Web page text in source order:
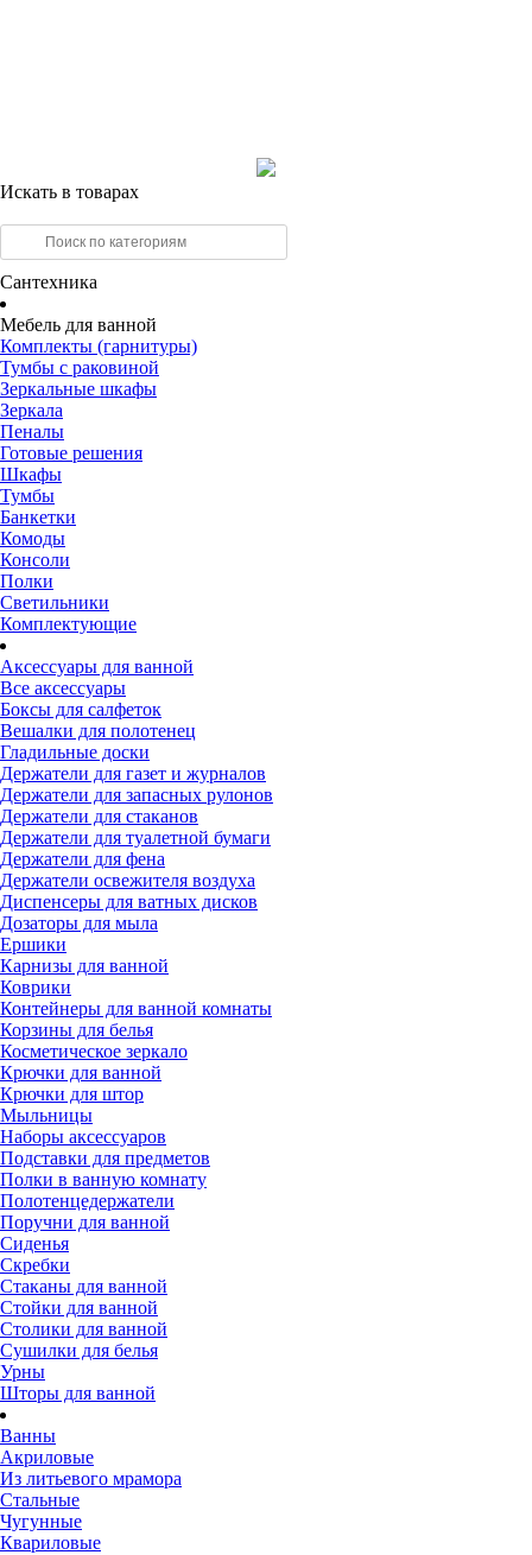
Искать в товарах
Сантехника
Мебель для ванной
Комплекты (гарнитуры)
Тумбы с раковиной
Зеркальные шкафы
Зеркала
Пеналы
Готовые решения
Шкафы
Тумбы
Банкетки
Комоды
Консоли
Полки
Светильники
Комплектующие
Аксессуары для ванной
Все аксессуары
Боксы для салфеток
Вешалки для полотенец
Гладильные доски
Держатели для газет и журналов
Держатели для запасных рулонов
Держатели для стаканов
Держатели для туалетной бумаги
Держатели для фена
Держатели освежителя воздуха
Диспенсеры для ватных дисков
Дозаторы для мыла
Ершики
Карнизы для ванной
Коврики
Контейнеры для ванной комнаты
Корзины для белья
Косметическое зеркало
Крючки для ванной
Крючки для штор
Мыльницы
Наборы аксессуаров
Подставки для предметов
Полки в ванную комнату
Полотенцедержатели
Поручни для ванной
Сиденья
Скребки
Стаканы для ванной
Стойки для ванной
Столики для ванной
Сушилки для белья
Урны
Шторы для ванной
Ванны
Акриловые
Из литьевого мрамора
Стальные
Чугунные
Квариловые